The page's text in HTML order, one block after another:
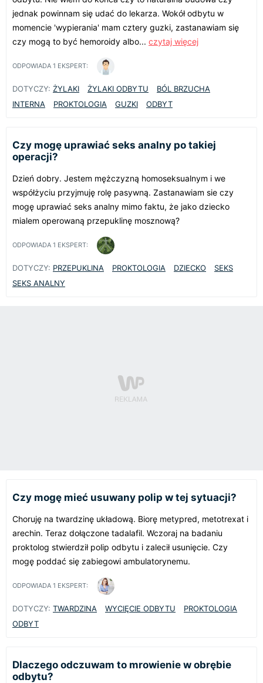
jednak powinnam się udać do lekarza. Wokół odbytu w
momencie 'wypierania' mam cztery guzki, zastanawiam się
czy mogą to być hemoroidy albo... czytaj więcej
ODPOWIADA 1 EKSPERT:
DOTYCZY: ŻYLAKI ŻYLAKI ODBYTU
BÓL BRZUCHA
INTERNA
PROKTOLOGIA GUZKI ODBYT
Czy mogę uprawiać seks analny po takiej
operacji?
Dzień dobry. Jestem mężczyzną homoseksualnym i we
współżyciu przyjmuję rolę pasywną. Zastanawiam sie czy
mogę uprawiać seks analny mimo faktu, że jako dziecko
mialem operowaną przepuklinę mosznową?
ODPOWIADA 1 EKSPERT:
DOTYCZY: PRZEPUKLINA PROKTOLOGIA DZIECKO
SEKS
SEKS ANALNY
Czy mogę mieć usuwany polip w tej sytuacji?
Choruję na twardzinę układową. Biorę metypred, metotrexat i
arechin. Teraz dołączone tadalafil. Wczoraj na badaniu
proktolog stwierdził polip odbytu i zalecił usunięcie. Czy
mogę poddać się zabiegowi ambulatorynemu.
ODPOWIADA 1 EKSPERT:
DOTYCZY: TWARDZINA WYCIĘCIE ODBYTU
PROKTOLOGIA
ODBYT
Dlaczego odczuwam to mrowienie w obrębie
odbytu?